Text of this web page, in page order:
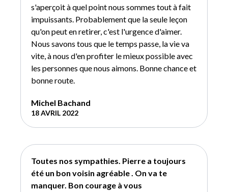
s'aperçoit à quel point nous sommes tout à fait
impuissants. Probablement que la seule leçon
qu'on peut en retirer, c'est l'urgence d'aimer.
Nous savons tous que le temps passe, la vie va
vite, à nous d'en profiter le mieux possible avec
les personnes que nous aimons. Bonne chance et
bonne route.
Michel Bachand
18 AVRIL 2022
Toutes nos sympathies. Pierre a toujours
été un bon voisin agréable . On va te
manquer. Bon courage à vous